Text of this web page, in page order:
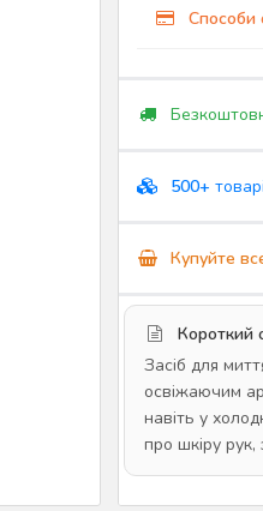
Способи
500+
Купуйте
Короткий
Засіб для
освіжаючим
навіть у
про шкіру